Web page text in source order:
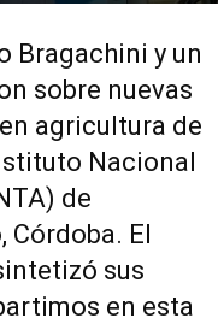
Bragachini y un
sobre nuevas
agricultura de
Nacional
de
Córdoba. El
sus
en esta